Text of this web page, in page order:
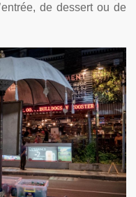
de dessert ou de